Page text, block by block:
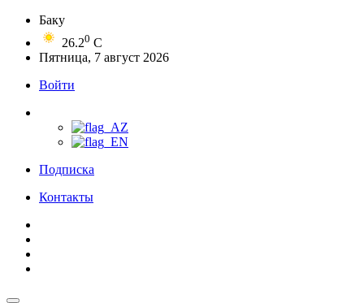
Баку
26.20 C
Пятница, 7 август 2026
Войти
Подписка
Контакты